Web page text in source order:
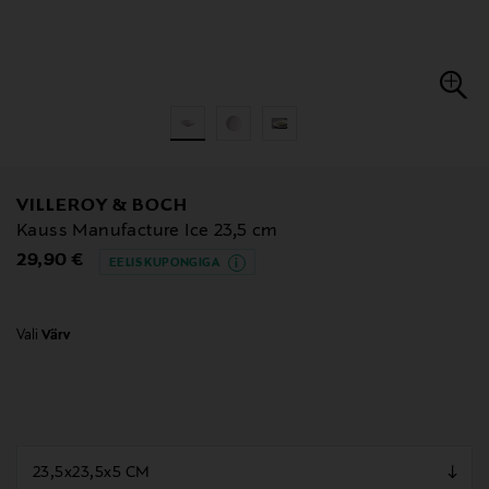
VILLEROY & BOCH
Kauss Manufacture Ice 23,5 cm
Original Price
29,90 € EELIS KUPONGIGA
Vali Värv